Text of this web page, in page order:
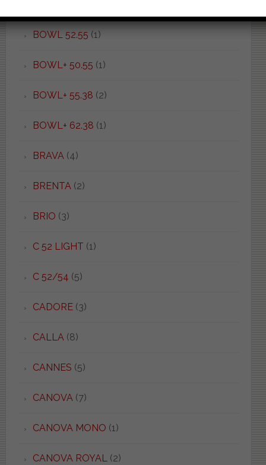
BOWL 52.55 (1)
BOWL+ 50.55 (1)
BOWL+ 55.38 (2)
BOWL+ 62.38 (1)
BRAVA(4)
BRENTA(2)
BRIO (3)
C 52 LIGHT (1)
C 52/54 (5)
CADORE(3)
CALLA(8)
CANNES (5)
CANOVA(7)
CANOVA MONO (1)
CANOVA ROYAL(2)